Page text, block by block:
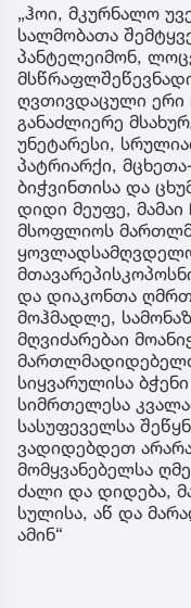
„ჰოი, მკურნალო
სალმობათა
პანტელეიმონ,
ღვთივდაცული ერი
განაძლიერე
უნეტარესი,
პატრიარქი,
ბიჭვინთისა და
დიდი მეუფე, მამაი
მსოფლიოს
და დიაკონთა
მოჰმადლე,
მღვიძარებაი
სიყვარულისა
სიმრთელესა
სასუფეველსა
ვადიდებდეთ
მომყვანებელსა
ძალი და დიდება,
სულისა, აწ და
ამინ“